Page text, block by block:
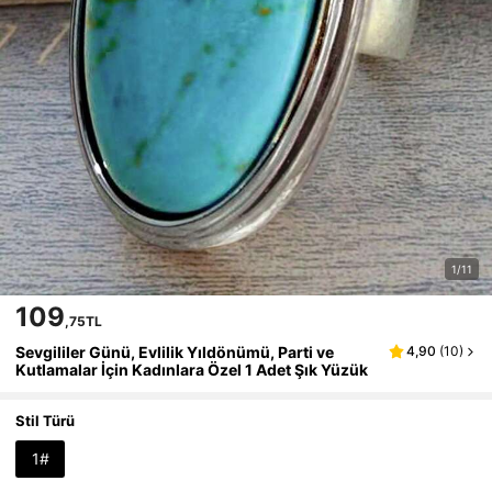
1/11
109,75TL
Sevgililer Günü, Evlilik Yıldönümü, Parti ve
Kutlamalar İçin Kadınlara Özel 1 Adet Şık Yüzük
4,90 (10)
Stil Türü
1#